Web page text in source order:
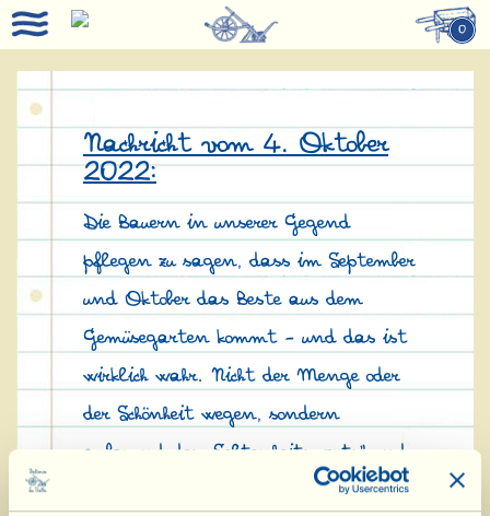
0
Nachricht vom 4. Oktober
2022:
Die Bauern in unserer Gegend
pflegen zu sagen, dass im September
und Oktober das Beste aus dem
Gemüsegarten kommt - und das ist
wirklich wahr. Nicht der Menge oder
der Schönheit wegen, sondern
aufgrund des „Seltenheitswerts“ und